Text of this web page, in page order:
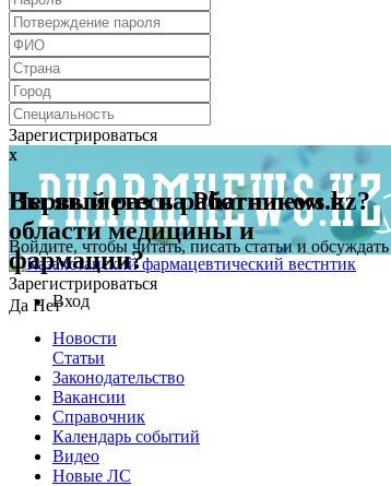
Зарегистрироваться
x
Первый раз на Pharmnews.kz?
Войдите, чтобы читать, писать статьи и
Зарегистрироваться
x
Вы являетесь работником в
области медицины и
фармации?
Да НетВход
Новости
Статьи
Законодательство
Вакансии
Справочник
Календарь событий
Видео
Новые ЛС